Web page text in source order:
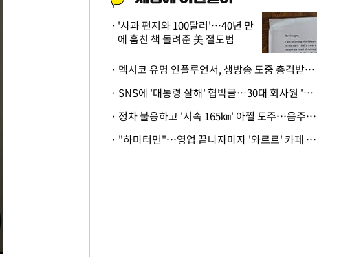
'사과 편지와 100달러'…40년 만
에 훔친 책 돌려준 美 절도범
· 멕시코 유명 인플루언서, 생방송 도중 총격받아 사망
· SNS에 '대통령 살해' 협박글…30대 회사원 '불구속 송치'
· 정차 불응하고 '시속 165㎞' 아찔 도주…음주운전자 체포
· "하마터면"…영업 끝나자마자 '와르르' 카페 테라스 덮친 대리석 외벽